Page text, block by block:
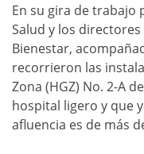
En su gira de trabajo
Salud y los directores
Bienestar,
recorrieron las
Zona (HGZ) No. 2-A
hospital ligero y que
afluencia es de más